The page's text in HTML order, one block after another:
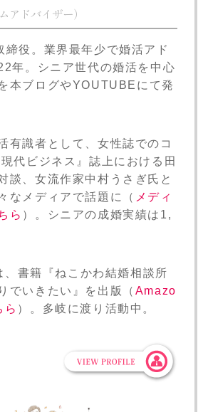
アドバイザー）
締役。業界最年少で婚活アド
年。シニア世代の婚活を中心
本ブログやYOUTUBEにて発
有識者として、女性誌でのコ
代ビジネス』誌上における田
談、女流作家中村うさぎ氏と
なメディアで話題に（ メディ
ら ）。シニアの成婚実績は1,
書籍『ねこかわ結婚相談所
でいきたい』を出版（ Amazo
ら ）。多岐に渡り活動中。